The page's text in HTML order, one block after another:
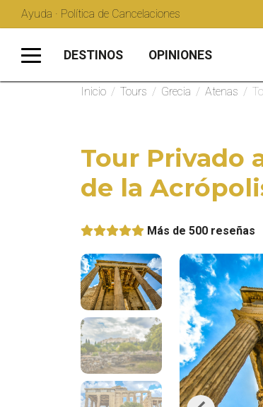
Ayuda · Política de Cancelaciones
DESTINOS OPINIONES
Inicio / Tours / Grecia / Atenas /
Tour Privado
de la
Más de 500 reseñas